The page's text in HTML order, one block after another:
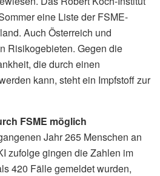
eine Liste der FSME-
Auch Österreich und
Risikogebieten. Gegen die
die durch einen
kann, steht ein Impfstoff zur
FSME möglich
Jahr 265 Menschen an
zufolge gingen die Zahlen im
420 Fälle gemeldet wurden,